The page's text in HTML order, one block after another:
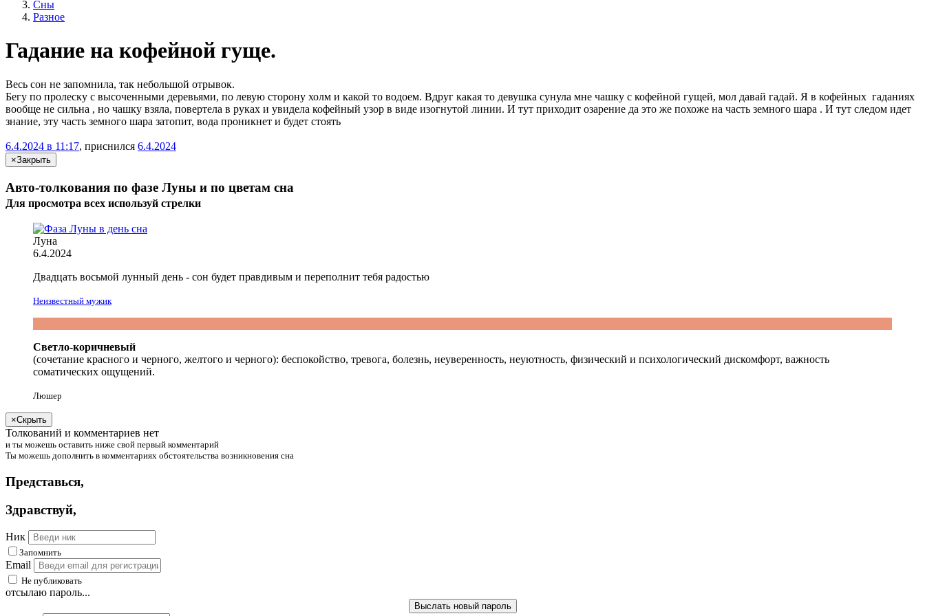
Сны
Разное
Гадание на кофейной гуще.
Весь сон не запомнила, так небольшой отрывок.
Бегу по пролеску с высоченными деревьями, по левую сторону холм и какой то водоем. Вдруг какая то девушка сунула мне чашку с кофейной гущей, мол давай гадай. Я в кофейных гаданиях
вообще не сильна , но чашку взяла, повертела в руках и увидела кофейный узор в виде изогнутой линии. И тут приходит озарение да это же похоже на часть земного шара . И тут следом идет
знание, эту часть земного шара затопит, вода проникнет и будет стоять
6.4.2024 в 11:17, приснился 6.4.2024
×Закрыть
Авто-толкования по фазе Луны и по цветам сна
Для просмотра всех используй стрелки
Луна
6.4.2024
Двадцать восьмой лунный день - сон будет правдивым и переполнит тебя радостью
Неизвестный мужик
Светло-коричневый
(сочетание красного и черного, желтого и черного): беспокойство, тревога, болезнь, неуверенность, неуютность, физический и психологический дискомфорт, важность
соматических ощущений.
Люшер
×Скрыть
Толкований и комментариев нет
и ты можешь оставить ниже свой первый комментарий
Ты можешь дополнить в комментариях обстоятельства возникновения сна
Представься,
Здравствуй,
Ник
Запомнить
Email
Не публиковать
отсылаю пароль...
Выслать новый пароль